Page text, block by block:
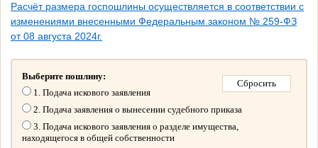
Расчёт размера госпошлины осуществляется в соответствии с
изменениями внесенными Федеральным законом № 259-ФЗ
от 08 августа 2024г.
Выберите пошлину:
1. Подача искового заявления
2. Подача заявления о вынесении судебного приказа
3. Подача искового заявления о разделе имущества,
находящегося в общей собственности